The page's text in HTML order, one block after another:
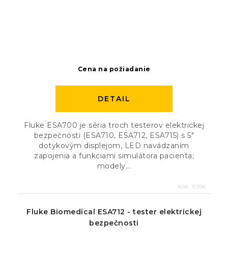
Cena na požiadanie
DETAIL
Fluke ESA700 je séria troch testerov elektrickej
bezpečnosti (ESA710, ESA712, ESA715) s 5″
dotykovým displejom, LED navádzaním
zapojenia a funkciami simulátora pacienta;
modely...
Kód: 15396
Fluke Biomedical ESA712 - tester elektrickej
bezpečnosti